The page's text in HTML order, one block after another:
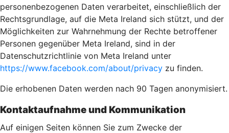
personenbezogenen Daten verarbeitet, einschließlich der
Rechtsgrundlage, auf die Meta Ireland sich stützt, und der
Möglichkeiten zur Wahrnehmung der Rechte betroffener
Personen gegenüber Meta Ireland, sind in der
Datenschutzrichtlinie von Meta Ireland unter
https://www.facebook.com/about/privacy zu finden.
Die erhobenen Daten werden nach 90 Tagen anonymisiert.
Kontaktaufnahme und Kommunikation
Auf einigen Seiten können Sie zum Zwecke der